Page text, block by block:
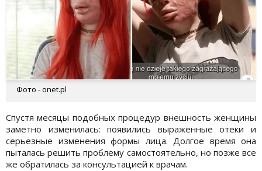
Фото - onet.pl
Спустя месяцы подобных процедур внешность женщины
заметно изменилась: появились выраженные отеки и
серьезные изменения формы лица. Долгое время она
пыталась решить проблему самостоятельно, но позже все
же обратилась за консультацией к врачам.